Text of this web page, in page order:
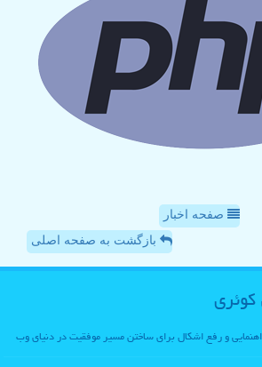
صفحه اخبار
بازگشت به صفحه اصلی
و رفع اشکال برای ساختن مسیر موفقیت در دنیای وب